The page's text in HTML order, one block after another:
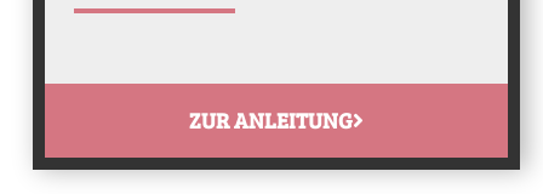
ZUR ANLEITUNG